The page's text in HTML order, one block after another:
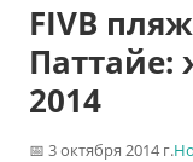
FIVB
Паттайе:
2014
3 октября 2014 г.